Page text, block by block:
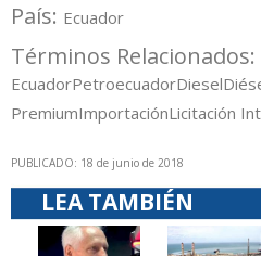
País: Ecuador
Términos Relacionados:
EcuadorPetroecuadorDiesel
PremiumImportaciónLicitación
PUBLICADO: 18 de junio de 2018
LEA TAMBIÉN